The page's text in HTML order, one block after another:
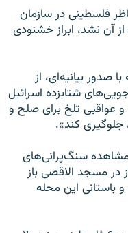
فلسطینی در سازمان
از آن نشد، ابراز خشنودی
بیانیه‌ای، از
شتابزده اسرائیل
و عواقبی تلخ برای صلح و
کند».
سنگ‌پرانی‌های
در مسجد الاقصی باز
باستانی این محله